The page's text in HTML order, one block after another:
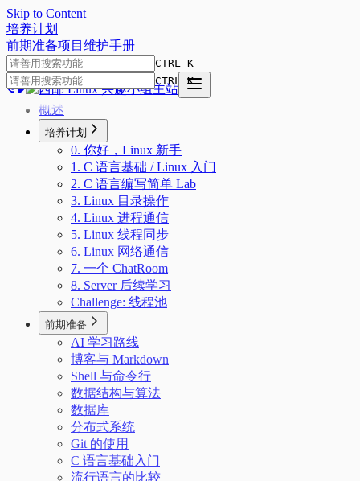
Skip to Content
培养计划
前期准备项目 维护手册
CTRL K
CTRL K
概述
培养计划
0. 你好，Linux 新手
1. C 语言基础 / Linux 入门
2. C 语言编写简单 Lab
3. Linux 目录操作
4. Linux 进程通信
5. Linux 线程同步
6. Linux 网络通信
7. 一个 ChatRoom
8. Server 后续学习
Challenge: 线程池
前期准备
AI 学习路线
博客与 Markdown
Shell 与命令行
数据结构与算法
数据库
分布式系统
Git 的使用
C 语言基础入门
流行语言的比较